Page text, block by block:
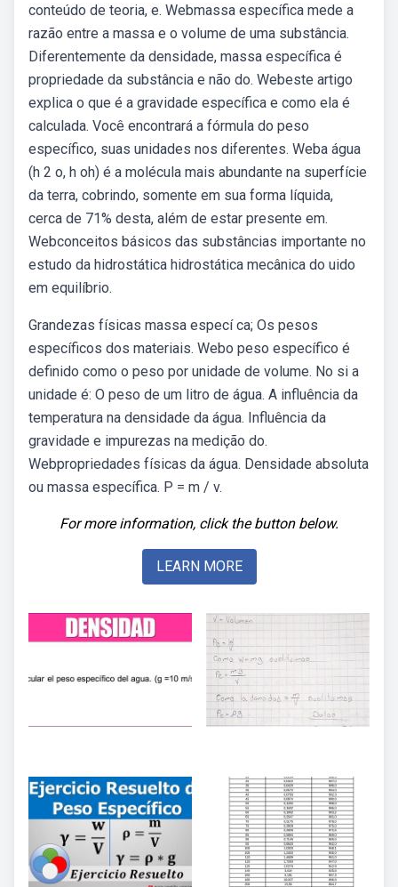
conteúdo de teoria, e. Webmassa específica mede a
razão entre a massa e o volume de uma substância.
Diferentemente da densidade, massa específica é
propriedade da substância e não do. Webeste artigo
explica o que é a gravidade específica e como ela é
calculada. Você encontrará a fórmula do peso
específico, suas unidades nos diferentes. Weba água
(h 2 o, h oh) é a molécula mais abundante na superfície
da terra, cobrindo, somente em sua forma líquida,
cerca de 71% desta, além de estar presente em.
Webconceitos básicos das substâncias importante no
estudo da hidrostática hidrostática mecânica do uido
em equilíbrio.
Grandezas físicas massa especí ca; Os pesos
específicos dos materiais. Webo peso específico é
definido como o peso por unidade de volume. No si a
unidade é: O peso de um litro de água. A influência da
temperatura na densidade da água. Influência da
gravidade e impurezas na medição do.
Webpropriedades físicas da água. Densidade absoluta
ou massa específica. Ρ = m / v.
For more information, click the button below.
LEARN MORE